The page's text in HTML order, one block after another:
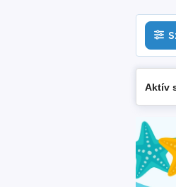
Aktív